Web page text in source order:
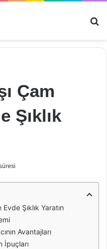
Çam
Şıklık
Şıklık Yaratın
Avantajları
İpuçları